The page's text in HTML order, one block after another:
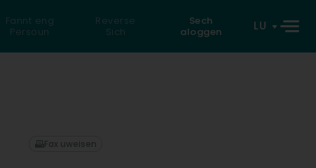
Fannt eng
Persoun
Reverse
Sich
Sech
aloggen
LU
Fax uweisen